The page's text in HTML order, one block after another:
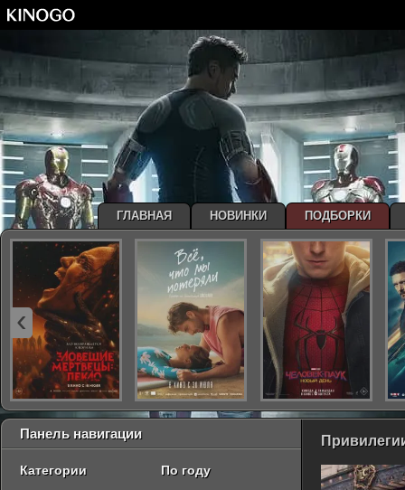
Панель навигации
Категории По году
ГЛАВНАЯ НОВИНКИ ПОДБОРКИ
‹